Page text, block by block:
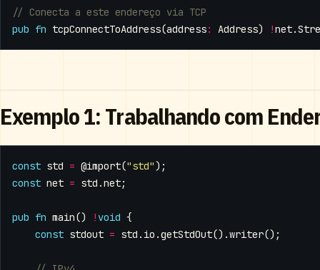
pub fn tcpConnectToAddress(address: Address) !net.
Exemplo 1: Trabalhando com
const std = @import("std");
const net = std .net;
pub fn main() ! void {
const stdout = std . io .getStdOut().writer();